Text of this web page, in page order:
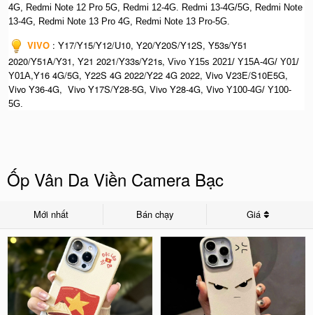
4G, Redmi Note 12 Pro 5G, Redmi 12-4G. Redmi 13-4G/5G, Redmi Note
13-4G, Redmi Note 13 Pro 4G, Redmi Note 13 Pro-5G.
VIVO : Y17/Y15/Y12/U10, Y20/Y20S/Y12S, Y53s/Y51
2020/Y51A/Y31, Y21 2021/Y33s/Y21s, Vivo Y15s 2021/ Y15A-4G/ Y01/
Y01A,Y16 4G/5G, Y22S 4G 2022/Y22 4G 2022, Vivo V23E/S10E5G,
Vivo Y36-4G, Vivo Y17S/Y28-5G, Vivo Y28-4G, Vivo Y100-4G/ Y100-
5G.
Ốp Vân Da Viền Camera Bạc
Mới nhất Bán chạy Giá